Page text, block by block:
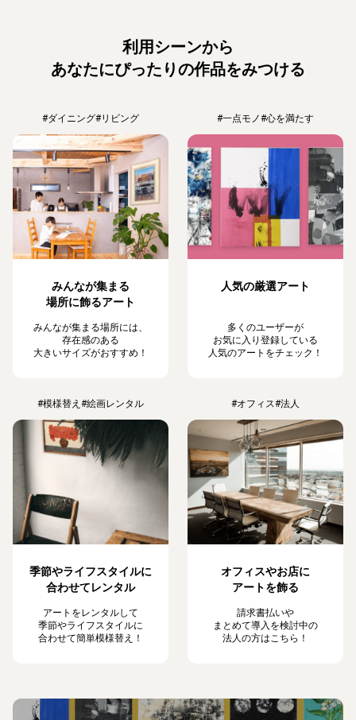
利用シーンから
あなたにぴったりの作品をみつける
#ダイニング#リビング
みんなが集まる
場所に飾るアート
みんなが集まる場所には、
存在感のある
大きいサイズがおすすめ！
#一点モノ#心を満たす
人気の厳選アート
多くのユーザーが
お気に入り登録している
人気のアートをチェック！
#模様替え #絵画レンタル
季節やライフスタイルに
合わせてレンタル
アートをレンタルして
季節やライフスタイルに
合わせて簡単模様替え！
#オフィス#法人
オフィスやお店に
アートを飾る
請求書払いや
まとめて導入を検討中の
法人の方はこちら！